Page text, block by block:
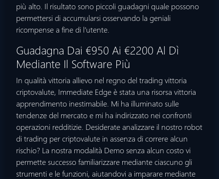
più alto. Il risultato sono piccoli guadagni quale possono
permettersi di accumularsi osservando la geniali
ricompense a fine di l’utente.
Guadagna Dai €950 Ai €2200 Al Dì
Mediante Il Software Più
In qualità vittoria allievo nel regno del trading vittoria
criptovalute, Immediate Edge è stata una risorsa vittoria
apprendimento inestimabile. Mi ha illuminato sulle
tendenze del mercato e mi ha indirizzato nei confronti
operazioni redditizie. Desiderate analizzare il nostro robot
di trading per criptovalute in assenza di correre alcun
rischio? La nostra modalità Demo senza alcun costo vi
permette successo familiarizzare mediante ciascuno gli
strumenti e le funzioni, aiutandovi a imparare mediante